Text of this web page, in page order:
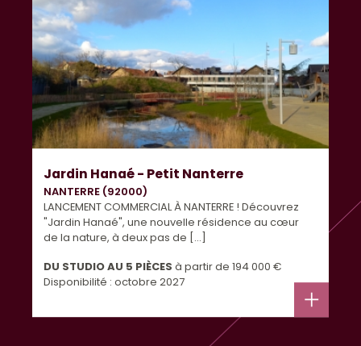
Jardin Hanaé - Petit Nanterre
NANTERRE (92000)
LANCEMENT COMMERCIAL À NANTERRE ! Découvrez
"Jardin Hanaé", une nouvelle résidence au cœur
de la nature, à deux pas de [...]
DU STUDIO AU 5 PIÈCES à partir de 194 000 €
Disponibilité : octobre 2027